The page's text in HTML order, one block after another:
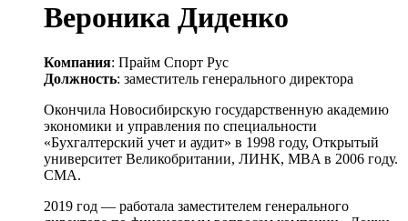
Вероника Диденко
Компания: Прайм Спорт Рус
Должность: заместитель генерального директора
Окончила Новосибирскую государственную академию
экономики и управления по специальности
«Бухгалтерский учет и аудит» в 1998 году, Открытый
университет Великобритании, ЛИНК, MBA в 2006 году.
СМА.
2019 год — работала заместителем генерального